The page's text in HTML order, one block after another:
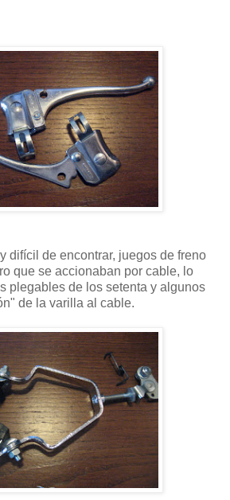
difícil de encontrar, juegos de freno
que se accionaban por cable, lo
plegables de los setenta y algunos
de la varilla al cable.